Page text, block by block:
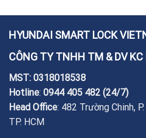
HYUNDAI SMART LOCK
CÔNG TY TNHH TM & DV KC
MST: 0318018538
Hotline: 0944 405 482 (24/7)
Head Office: 482 Trường Chinh,
TP. HCM